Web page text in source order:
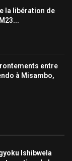
la libération de
entre
à Misambo,
Ishibwela